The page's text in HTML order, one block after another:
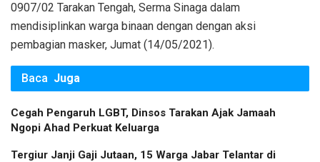
0907/02 Tarakan Tengah, Serma Sinaga dalam
mendisiplinkan warga binaan dengan dengan aksi
pembagian masker, Jumat (14/05/2021).
Baca Juga
Cegah Pengaruh LGBT, Dinsos Tarakan Ajak Jamaah
Ngopi Ahad Perkuat Keluarga
Tergiur Janji Gaji Jutaan, 15 Warga Jabar Telantar di